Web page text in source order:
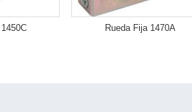
Rueda Fija 1470A